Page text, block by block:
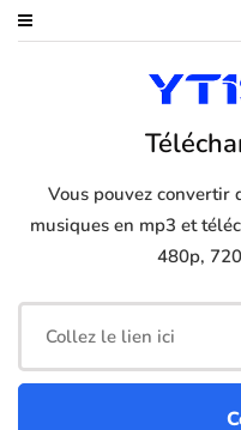
Vous pouvez convertir
musiques en mp3 et
480p,